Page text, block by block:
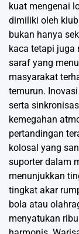
kuat mengenai
dimiliki oleh
bukan hanya
kaca tetapi juga
saraf yang
masyarakat
temurun.
serta
kemegahan
pertandingan
kolosal yang
suporter dalam
menunjukkan
tingkat akar
bola atau
menyatukan